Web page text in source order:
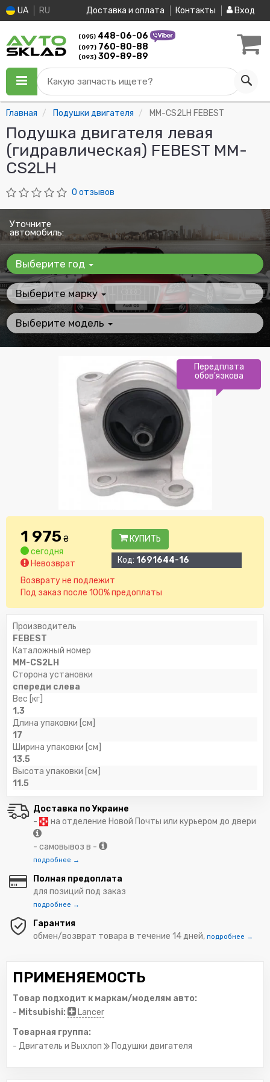
UA RU Доставка и оплата Контакты Вход
(095) 448-06-06
(097) 760-80-88
(093) 309-89-89
Какую запчасть ищете?
Главная Подушки двигателя MM-CS2LH FEBEST
Подушка двигателя левая
(гидравлическая) FEBEST MM-
CS2LH
0 отзывов
Уточните
автомобиль:
Выберите год
Выберите марку
Выберите модель
Передплата
обов'язкова
1 975₴
сегодня
Невозврат
КУПИТЬ
Код: 1691644-16
Возврату не подлежит
Под заказ после 100% предоплаты
Производитель
FEBEST
Каталожный номер
MM-CS2LH
Сторона установки
спереди слева
Вес [кг]
1.3
Длина упаковки [см]
17
Ширина упаковки [см]
13.5
Высота упаковки [см]
11.5
Доставка по Украине
-
на отделение Новой Почты или курьером до двери
- самовывоз в -
подробнее →
Полная предоплата
для позиций под заказ
подробнее →
Гарантия
обмен/возврат товара в течение 14 дней, подробнее →
ПРИМЕНЯЕМОСТЬ
Товар подходит к маркам/моделям авто:
- Mitsubishi:
Lancer
Товарная группа:
- Двигатель и Выхлоп
Подушки двигателя